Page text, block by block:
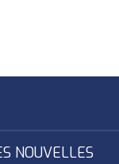
NOUVELLES